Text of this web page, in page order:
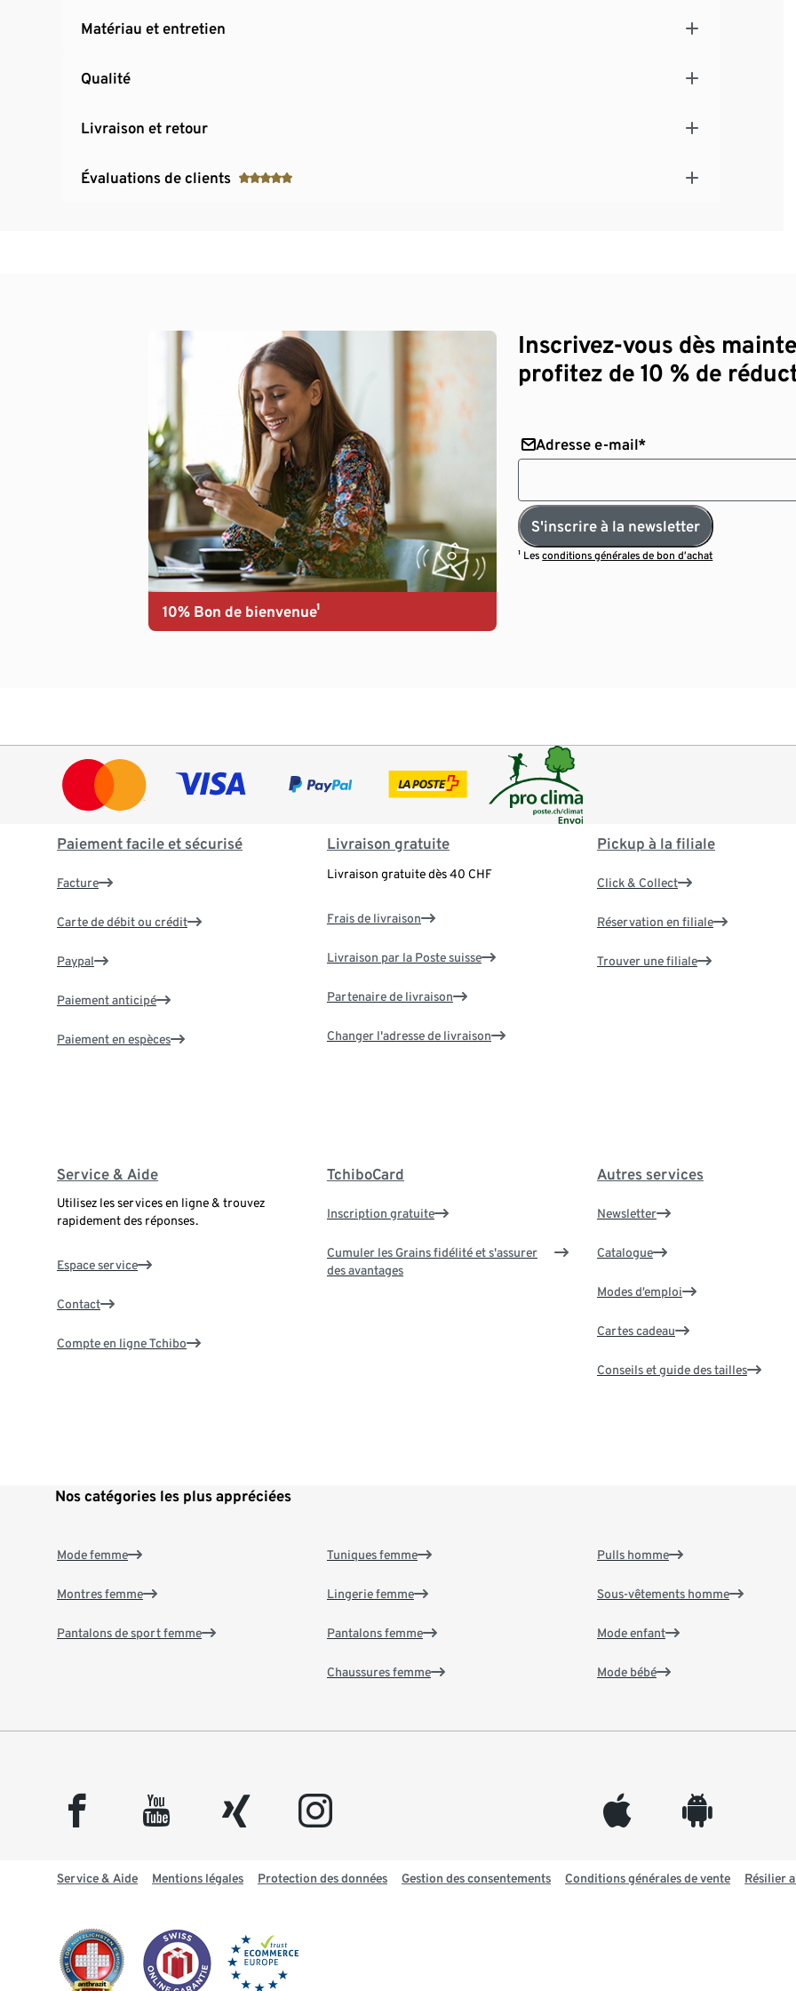
Matériau et entretien
Qualité
Livraison et retour
Évaluations de clients
10% Bon de bienvenue¹
Inscrivez-vous dès
profitez de 10 % de
Adresse e-mail*
S'inscrire à la newsletter
¹ Lesconditions générales de bon d’achat
Paiement facile et sécurisé
Facture
Carte de débit ou crédit
Paypal
Paiement anticipé
Paiement en espèces
Livraison gratuite
Livraison gratuite dès 40 CHF
Frais de livraison
Livraison par la Poste suisse
Partenaire de livraison
Changer l'adresse de livraison
Pickup à la filiale
Click & Collect
Réservation en filiale
Trouver une filiale
Service & Aide
Utilisez les services en ligne & trouvez
rapidement des réponses.
Espace service
Contact
Compte en ligne Tchibo
TchiboCard
Inscription gratuite
Cumuler les Grains fidélité et s'assurer
des avantages
Autres services
Newsletter
Catalogue
Modes d’emploi
Cartes cadeau
Conseils et guide des tailles
Nos catégories les plus appréciées
Mode femme
Montres femme
Pantalons de sport femme
Tuniques femme
Lingerie femme
Pantalons femme
Chaussures femme
Pulls homme
Sous-vêtements homme
Mode enfant
Mode bébé
facebook youtube xing instagram appleinc android
Service & Aide Mentions légales Protection des données Gestion des consentements Conditions générales de vente Résilier